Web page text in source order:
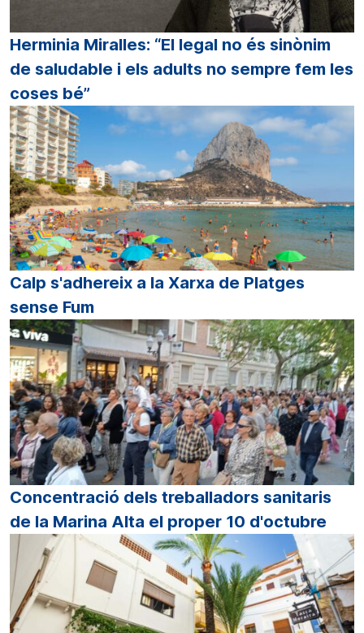
Herminia Miralles: “El legal no és sinònim
de saludable i els adults no sempre fem les
coses bé”
Calp s'adhereix a la Xarxa de Platges
sense Fum
Concentració dels treballadors sanitaris
de la Marina Alta el proper 10 d'octubre